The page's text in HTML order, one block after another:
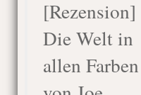
[Rezension]
Die Welt in
allen Farben